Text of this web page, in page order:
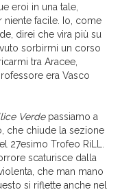
eroi in una tale,
niente facile. Io, come
direi che vira più su
sorbirmi un corso
tra Aracee,
era Vasco
Verdepassiamo a
che chiude la sezione
27esimo Trofeo RiLL.
scaturisce dalla
che man mano
si riflette anche nel